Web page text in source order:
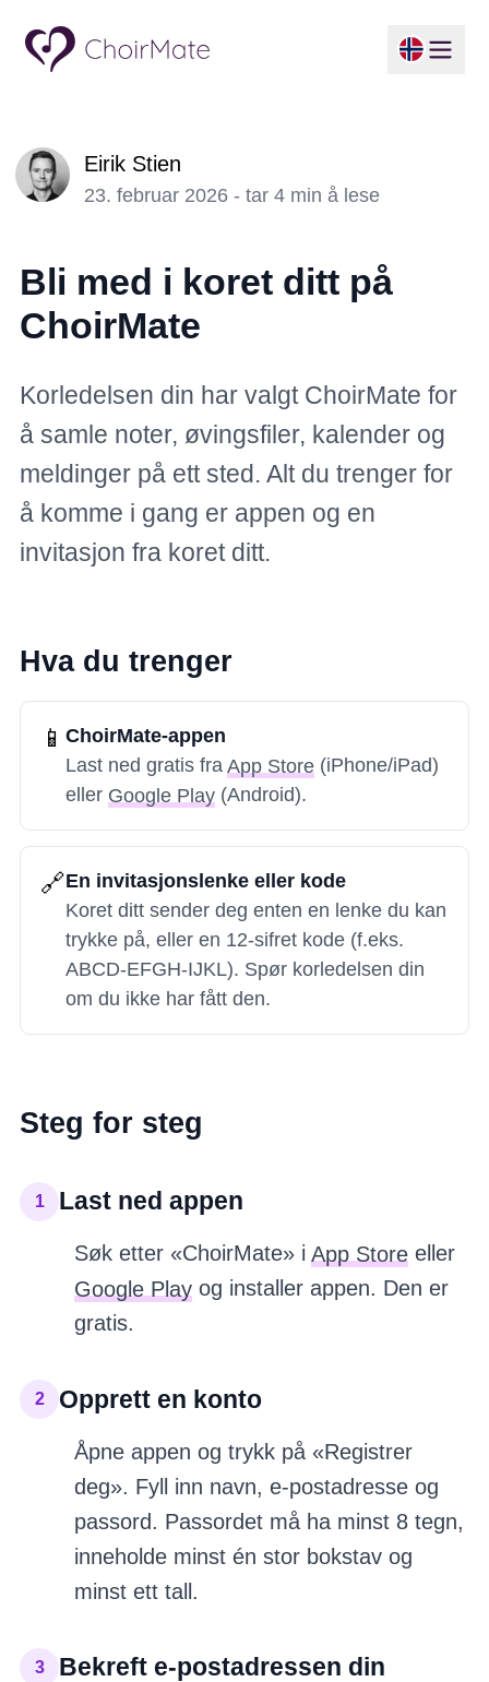
Eirik Stien
23. februar 2026 - tar 4 min å lese
Bli med i koret ditt på
ChoirMate
Korledelsen din har valgt ChoirMate for
å samle noter, øvingsfiler, kalender og
meldinger på ett sted. Alt du trenger for
å komme i gang er appen og en
invitasjon fra koret ditt.
Hva du trenger
📱 ChoirMate-appen
Last ned gratis fra App Store (iPhone/iPad)
eller Google Play (Android).
🔗En invitasjonslenke eller kode
Koret ditt sender deg enten en lenke du kan
trykke på, eller en 12-sifret kode (f.eks.
ABCD-EFGH-IJKL). Spør korledelsen din
om du ikke har fått den.
Steg for steg
1 Last ned appen
Søk etter «ChoirMate» i App Storeeller
Google Playog installer appen. Den er
gratis.
2 Opprett en konto
Åpne appen og trykk på «Registrer
deg». Fyll inn navn, e-postadresse og
passord. Passordet må ha minst 8 tegn,
inneholde minst én stor bokstav og
minst ett tall.
3 Bekreft e-postadressen din